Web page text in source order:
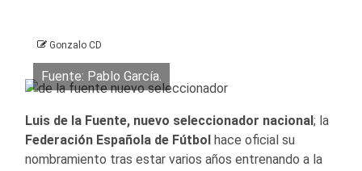
Gonzalo CD
Fuente: Pablo García.
Luis de la Fuente, nuevo seleccionador nacional; la
Federación Española de Fútbol hace oficial su
nombramiento tras estar varios años entrenando a la